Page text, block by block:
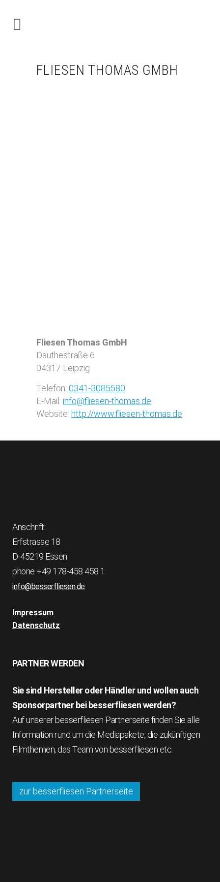
FLIESEN THOMAS GMBH
Fliesen Thomas GmbH
Dauthestraße 6
04317 Leipzig
Telefon: 0341-3085580
E-Mail: info@fliesen-thomas.de
Website: http://www.fliesen-thomas.de
Anschrift:
Erfstrasse 18
D-45219 Essen
phone +49 178-458 458 1
info@besserfliesen.de
Impressum
Datenschutz
PARTNER WERDEN
Sie sind Hersteller oder Händler und wollen auch
Sponsorpartner bei besserfliesen werden?
Auf unserer besserfliesen Partnerseite finden Sie alle
Information rund um die Mediapakete, die zukünftigen
Filmthemen, das Team von besserfliesen etc.
zur besserfliesen Partnerseite